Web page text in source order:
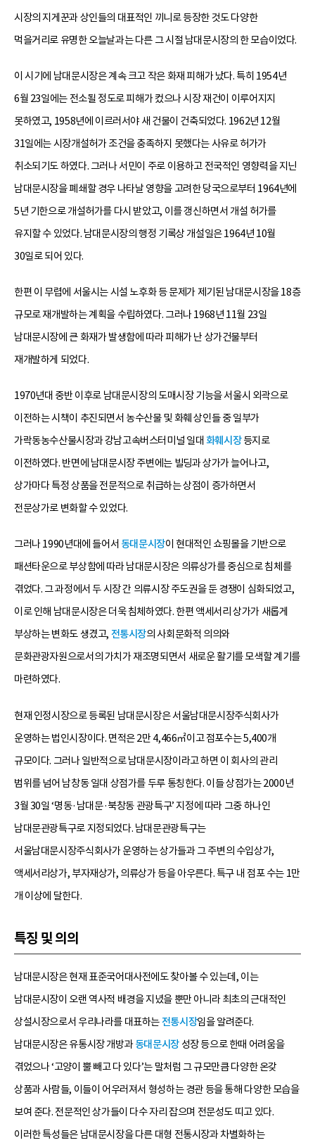
시장의 지게꾼과 상인들의 대표적인 끼니로 등장한 것도 다양한
먹을거리로 유명한 오늘날과는 다른 그 시절 남대문시장의 한 모습이었다.
이 시기에 남대문시장은 계속 크고 작은 화재 피해가 났다. 특히 1954년
6월 23일에는 전소될 정도로 피해가 컸으나 시장 재건이 이루어지지
못하였고, 1958년에 이르러서야 새 건물이 건축되었다. 1962년 12월
31일에는 시장개설허가 조건을 충족하지 못했다는 사유로 허가가
취소되기도 하였다. 그러나 서민이 주로 이용하고 전국적인 영향력을 지닌
남대문시장을 폐쇄할 경우 나타날 영향을 고려한 당국으로부터 1964년에
5년 기한으로 개설허가를 다시 받았고, 이를 갱신하면서 개설 허가를
유지할 수 있었다. 남대문시장의 행정 기록상 개설일은 1964년 10월
30일로 되어 있다.
한편 이 무렵에 서울시는 시설 노후화 등 문제가 제기된 남대문시장을 18층
규모로 재개발하는 계획을 수립하였다. 그러나 1968년 11월 23일
남대문시장에 큰 화재가 발생함에 따라 피해가 난 상가건물부터
재개발하게 되었다.
1970년대 중반 이후로 남대문시장의 도매시장 기능을 서울시 외곽으로
이전하는 시책이 추진되면서 농수산물 및 화훼 상인들 중 일부가
가락동농수산물시장과 강남고속버스터미널 일대 화훼시장등지로
이전하였다. 반면에 남대문시장 주변에는 빌딩과 상가가 늘어나고,
상가마다 특정 상품을 전문적으로 취급하는 상점이 증가하면서
전문상가로 변화할 수 있었다.
그러나 1990년대에 들어서 동대문시장이 현대적인 쇼핑몰을 기반으로
패션타운으로 부상함에 따라 남대문시장은 의류상가를 중심으로 침체를
겪었다. 그 과정에서 두 시장 간 의류시장 주도권을 둔 경쟁이 심화되었고,
이로 인해 남대문시장은 더욱 침체하였다. 한편 액세서리 상가가 새롭게
부상하는 변화도 생겼고, 전통시장의 사회문화적 의의와
문화관광자원으로서의 가치가 재조명되면서 새로운 활기를 모색할 계기를
마련하였다.
현재 인정시장으로 등록된 남대문시장은 서울남대문시장주식회사가
운영하는 법인시장이다. 면적은 2만 4,466㎡이고 점포수는 5,400개
규모이다. 그러나 일반적으로 남대문시장이라고 하면 이 회사의 관리
범위를 넘어 남창동 일대 상점가를 두루 통칭한다. 이들 상점가는 2000년
3월 30일 ‘명동·남대문·북창동 관광특구’ 지정에 따라 그중 하나인
남대문관광특구로 지정되었다. 남대문관광특구는
서울남대문시장주식회사가 운영하는 상가들과 그 주변의 수입상가,
액세서리상가, 부자재상가, 의류상가 등을 아우른다. 특구 내 점포 수는 1만
개 이상에 달한다.
특징 및 의의
남대문시장은 현재 표준국어대사전에도 찾아볼 수 있는데, 이는
남대문시장이 오랜 역사적 배경을 지녔을 뿐만 아니라 최초의 근대적인
상설시장으로서 우리나라를 대표하는전통시장임을 알려준다.
남대문시장은 유통시장 개방과동대문시장성장 등으로 한때 어려움을
겪었으나 ‘고양이 뿔 빼고 다 있다’는 말처럼 그 규모만큼 다양한 온갖
상품과 사람들, 이들이 어우러져서 형성하는 경관 등을 통해 다양한 모습을
보여 준다. 전문적인 상가들이 다수 자리 잡으며 전문성도 띠고 있다.
이러한 특성들은 남대문시장을 다른 대형 전통시장과 차별화하는